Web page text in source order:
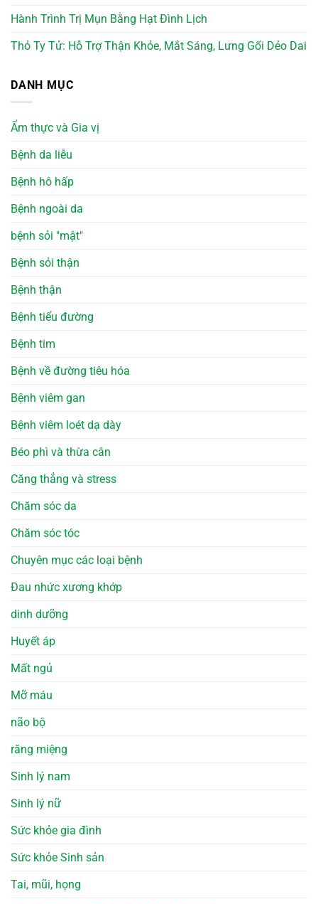
Hành Trình Trị Mụn Bằng Hạt Đình Lịch
Thỏ Ty Tử: Hỗ Trợ Thận Khỏe, Mắt Sáng, Lưng Gối Dẻo Dai
DANH MỤC
Ẩm thực và Gia vị
Bệnh da liễu
Bệnh hô hấp
Bệnh ngoài da
bệnh sỏi "mật"
Bệnh sỏi thận
Bệnh thận
Bệnh tiểu đường
Bệnh tim
Bệnh về đường tiêu hóa
Bệnh viêm gan
Bệnh viêm loét dạ dày
Béo phì và thừa cân
Căng thẳng và stress
Chăm sóc da
Chăm sóc tóc
Chuyên mục các loại bệnh
Đau nhức xương khớp
dinh dưỡng
Huyết áp
Mất ngủ
Mỡ máu
não bộ
răng miệng
Sinh lý nam
Sinh lý nữ
Sức khỏe gia đình
Sức khỏe Sinh sản
Tai, mũi, họng